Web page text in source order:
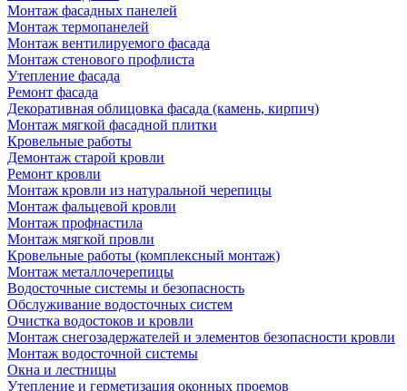
Монтаж фасадных панелей
Монтаж термопанелей
Монтаж вентилируемого фасада
Монтаж стенового профлиста
Утепление фасада
Ремонт фасада
Декоративная облицовка фасада (камень, кирпич)
Монтаж мягкой фасадной плитки
Кровельные работы
Демонтаж старой кровли
Ремонт кровли
Монтаж кровли из натуральной черепицы
Монтаж фальцевой кровли
Монтаж профнастила
Монтаж мягкой провли
Кровельные работы (комплексный монтаж)
Монтаж металлочерепицы
Водосточные системы и безопасность
Обслуживание водосточных систем
Очистка водостоков и кровли
Монтаж снегозадержателей и элементов безопасности кровли
Монтаж водосточной системы
Окна и лестницы
Утепление и герметизация оконных проемов